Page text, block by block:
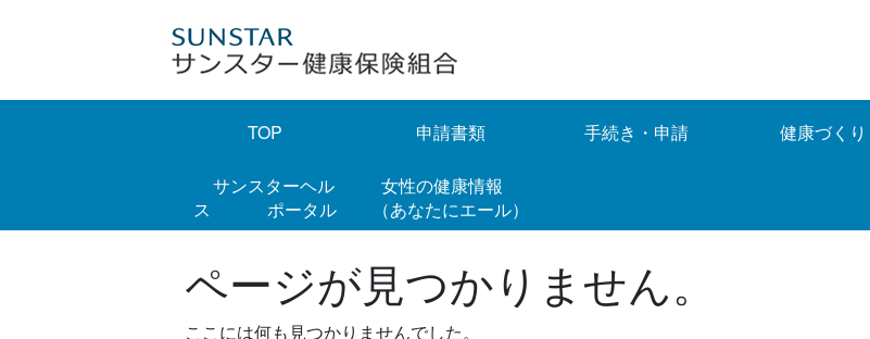
TOP 申請書類 手続き・申請 健康づくり
サンスターヘル
ス ポータル
女性の健康情報
（あなたにエール）
ページが見つかりません。
ここには何も見つかりませんでした。